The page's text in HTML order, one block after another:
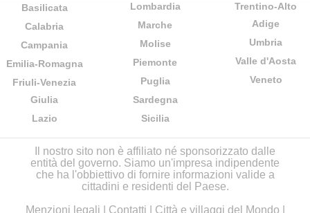
Basilicata
Calabria
Campania
Emilia-Romagna
Friuli-Venezia
Giulia
Lazio
Lombardia
Marche
Molise
Piemonte
Puglia
Sardegna
Sicilia
Trentino-Alto
Adige
Umbria
Valle d'Aosta
Veneto
Il nostro sito non è affiliato né sponsorizzato dalle
entità del governo. Siamo un'impresa indipendente
che ha l'obbiettivo di fornire informazioni valide a
cittadini e residenti del Paese.
Menzioni legali
Contatti Città e villaggi del Mondo